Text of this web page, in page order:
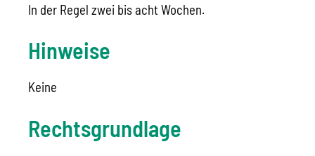
In der Regel zwei bis acht Wochen.
Hinweise
Keine
Rechtsgrundlage